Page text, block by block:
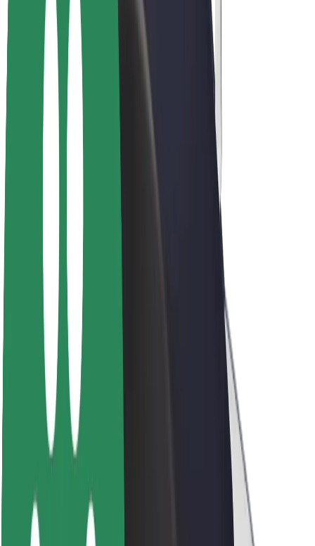
Autovadītāji
Autovadītāja ieņēmumi
Kurjeri
Kurjerpartnera ieņēmumi
Bolt ilgtspējība
Project Zero
Blogs
Ziņu telpa
Zīmola vadlīnijas
Misija
Attiecības ar investoriem
Vadība
Zīmols
Pilsētvides fonds